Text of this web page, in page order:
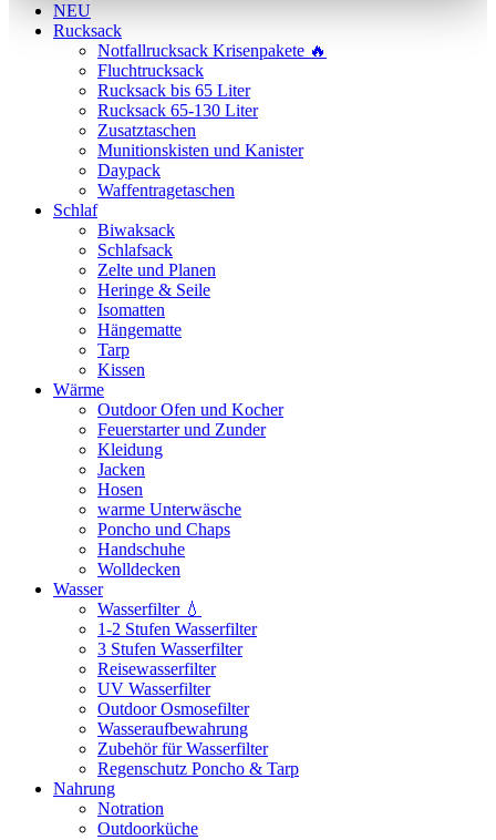
NEU
Rucksack
Notfallrucksack Krisenpakete 🔥
Fluchtrucksack
Rucksack bis 65 Liter
Rucksack 65-130 Liter
Zusatztaschen
Munitionskisten und Kanister
Daypack
Waffentragetaschen
Schlaf
Biwaksack
Schlafsack
Zelte und Planen
Heringe & Seile
Isomatten
Hängematte
Tarp
Kissen
Wärme
Outdoor Ofen und Kocher
Feuerstarter und Zunder
Kleidung
Jacken
Hosen
warme Unterwäsche
Poncho und Chaps
Handschuhe
Wolldecken
Wasser
Wasserfilter 💧
1-2 Stufen Wasserfilter
3 Stufen Wasserfilter
Reisewasserfilter
UV Wasserfilter
Outdoor Osmosefilter
Wasseraufbewahrung
Zubehör für Wasserfilter
Regenschutz Poncho & Tarp
Nahrung
Notration
Outdoorküche